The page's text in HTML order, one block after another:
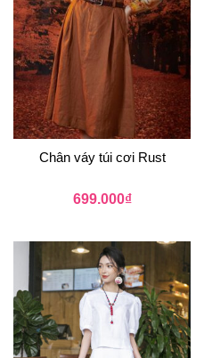
Chân váy túi cơi Rust
699.000₫